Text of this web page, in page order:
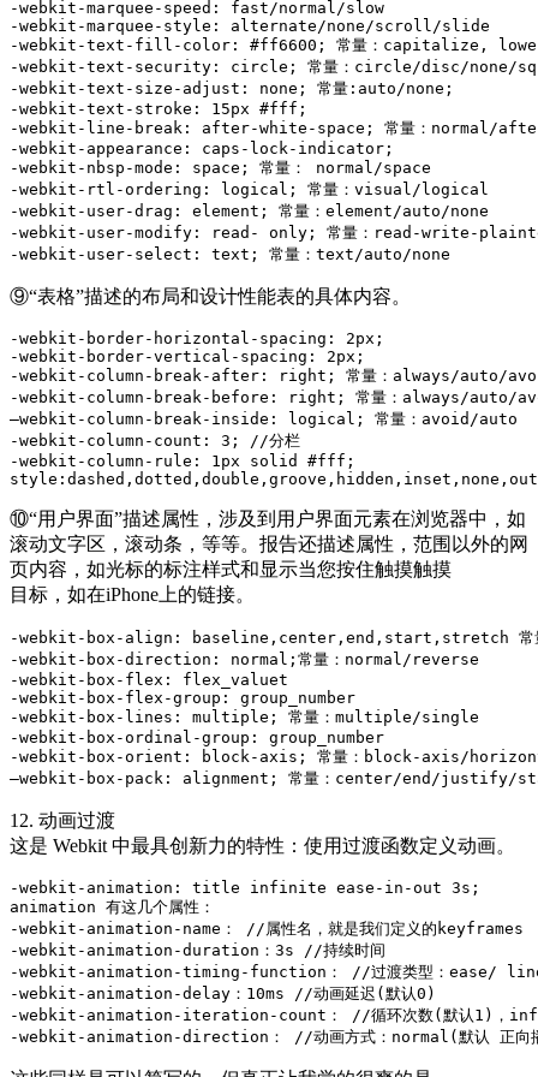
-webkit-marquee-speed: fast/normal/slow
-webkit-marquee-style: alternate/none/scroll/slide
-webkit-text-fill-color: #ff6600; 常量：capitalize,
-webkit-text-security: circle; 常量：circle/disc/none/
-webkit-text-size-adjust: none; 常量:auto/none;
-webkit-text-stroke: 15px #fff;
-webkit-line-break: after-white-space; 常量：normal/
-webkit-appearance: caps-lock-indicator;
-webkit-nbsp-mode: space; 常量： normal/space
-webkit-rtl-ordering: logical; 常量：visual/logical
-webkit-user-drag: element; 常量：element/auto/none
-webkit-user-modify: read- only; 常量：read-write-
-webkit-user-select: text; 常量：text/auto/none
⑨“表格”描述的布局和设计性能表的具体内容。
-webkit-border-horizontal-spacing: 2px;
-webkit-border-vertical-spacing: 2px;
-webkit-column-break-after: right; 常量：always/auto/
-webkit-column-break-before: right; 常量：always/
–webkit-column-break-inside: logical; 常量：avoid/auto
-webkit-column-count: 3; //分栏
-webkit-column-rule: 1px solid #fff;
⑩“用户界面”描述属性，涉及到用户界面元素在浏览器中，如
滚动文字区，滚动条，等等。报告还描述属性，范围以外的网
页内容，如光标的标注样式和显示当您按住触摸触摸
目标，如在iPhone上的链接。
-webkit-box-align: baseline,center,end,start,stretch
-webkit-box-direction: normal;常量：normal/reverse
-webkit-box-flex: flex_valuet
-webkit-box-flex-group: group_number
-webkit-box-lines: multiple; 常量：multiple/single
-webkit-box-ordinal-group: group_number
-webkit-box-orient: block-axis; 常量：block-axis/
–webkit-box-pack: alignment; 常量：center/end/justify/
12. 动画过渡
这是 Webkit 中最具创新力的特性：使用过渡函数定义动画。
-webkit-animation: title infinite ease-in-out 3s;
animation 有这几个属性：
-webkit-animation-name： //属性名，就是我们定义的keyframes
-webkit-animation-duration：3s //持续时间
-webkit-animation-timing-function： //过渡类型：ease/
-webkit-animation-delay：10ms //动画延迟(默认0)
-webkit-animation-iteration-count： //循环次数(默认1)，
-webkit-animation-direction： //动画方式：normal(默认 正向播